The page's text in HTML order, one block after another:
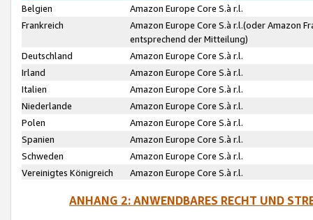
Belgien
Amazon Europe Core S.à r.l.
Frankreich
Amazon Europe Core S.à r.l.(oder Amazon
entsprechend der Mitteilung)
Deutschland
Amazon Europe Core S.à r.l.
Irland
Amazon Europe Core S.à r.l.
Italien
Amazon Europe Core S.à r.l.
Niederlande
Amazon Europe Core S.à r.l.
Polen
Amazon Europe Core S.à r.l.
Spanien
Amazon Europe Core S.à r.l.
Schweden
Amazon Europe Core S.à r.l.
Vereinigtes Königreich
Amazon Europe Core S.à r.l.
ANHANG 2: ANWENDBARES RECHT UND